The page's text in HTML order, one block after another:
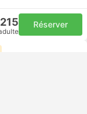
Réserver